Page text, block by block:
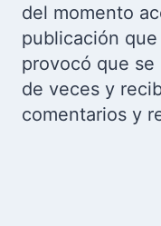
del momento
publicación
provocó que
de veces y
comentarios y